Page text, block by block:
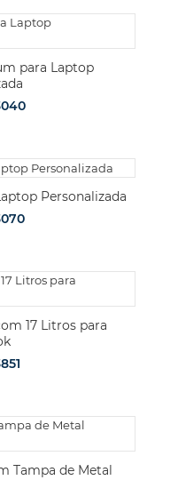
para Laptop
Personalizada
17 Litros para
Tampa de Metal